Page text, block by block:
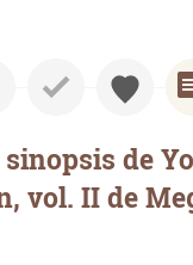
de
vol. II de